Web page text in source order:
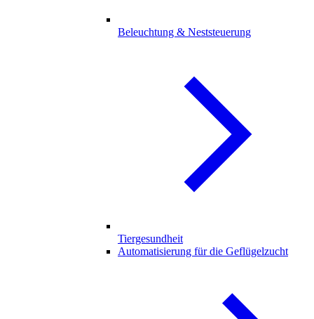
Beleuchtung & Neststeuerung
Tiergesundheit
Automatisierung für die Geflügelzucht